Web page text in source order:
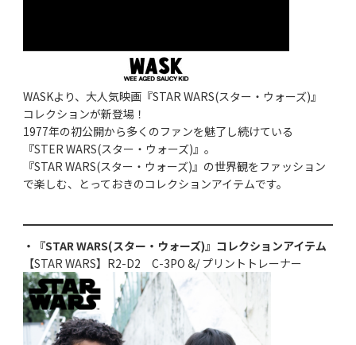
WASKより、大人気映画『STAR WARS(スター・ウォーズ)』
コレクションが新登場！
1977年の初公開から多くのファンを魅了し続けている
『STER WARS(スター・ウォーズ)』。
『STAR WARS(スター・ウォーズ)』の世界観をファッション
で楽しむ、とっておきのコレクションアイテムです。
・『STAR WARS(スター・ウォーズ)』コレクションアイテム
【STAR WARS】R2-D2 C-3PO &/ プリントトレーナー